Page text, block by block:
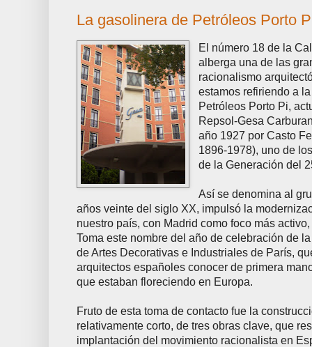
La gasolinera de Petróleos Porto
El número 18 de la
alberga una de las
racionalismo
estamos refiriendo a
Petróleos Porto Pi,
Repsol-Gesa
año 1927 por Casto
1896-1978), uno de
de la Generación del
Así se denomina al
años veinte del siglo XX, impulsó la
nuestro país, con Madrid como foco más
Toma este nombre del año de celebración de
de Artes Decorativas e Industriales de París,
arquitectos españoles conocer de primera
que estaban floreciendo en Europa.
Fruto de esta toma de contacto fue la
relativamente corto, de tres obras clave, que
implantación del movimiento racionalista en